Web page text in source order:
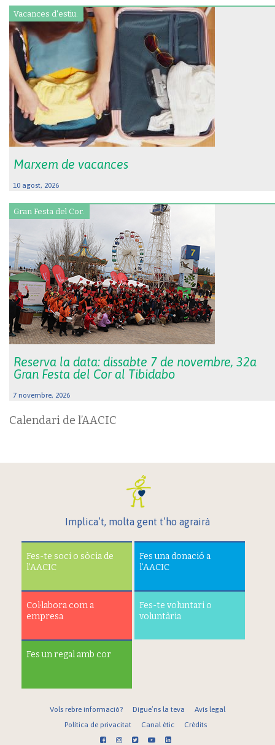
Vacances d'estiu.
Marxem de vacances
10 agost, 2026
Gran Festa del Cor.
Reserva la data: dissabte 7 de novembre, 32a
Gran Festa del Cor al Tibidabo
7 novembre, 2026
Calendari de l’AACIC
Implica’t, molta gent t’ho agrairà
Fes-te soci o sòcia de
l’AACIC
Fes una donació a
l’AACIC
Col·labora com a
empresa
Fes-te voluntari o
voluntària
Fes un regal amb cor
Vols rebre informació? Digue’ns la teva
Avís legal
Política de privacitat
Canal ètic Crèdits